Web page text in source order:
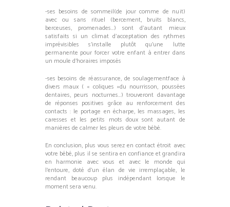
-ses besoins de sommeil(de jour comme de nuit)
avec ou sans rituel (bercement, bruits blancs,
berceuses, promenades…) sont d’autant mieux
satisfaits si un climat d’acceptation des rythmes
imprévisibles s’installe plutôt qu’une lutte
permanente pour forcer votre enfant à entrer dans
un moule d’horaires imposés
-ses besoins de réassurance, de soulagementface à
divers maux ( « coliques »du nourrisson, poussées
dentaires, peurs nocturnes…) trouveront davantage
de réponses positives grâce au renforcement des
contacts : le portage en écharpe, les massages, les
caresses et les petits mots doux sont autant de
manières de calmer les pleurs de votre bébé.
En conclusion, plus vous serez en contact étroit avec
votre bébé, plus il se sentira en confiance et grandira
en harmonie avec vous et avec le monde qui
l’entoure, doté d’un élan de vie irremplaçable, le
rendant beaucoup plus indépendant lorsque le
moment sera venu.